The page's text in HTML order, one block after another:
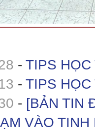
- TIPS
- TIPS HỌC
- [BẢN TIN
VÀO TINH